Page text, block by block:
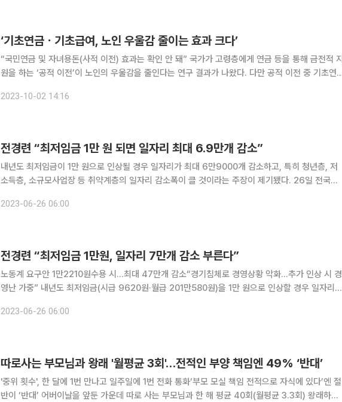
‘기초연금ㆍ기초급여, 노인 우울감 줄이는 효과 크다’
“국민연금 및 자녀용돈(사적 이전) 효과는 확인 안 돼” 국가가 고령층에게 연금 등을 통해 금전적 지
원을 하는 ‘공적 이전’이 노인의 우울감을 줄인다는 연구 결과가 나왔다. 다만 공적 이전 중 기초연금
‘사적 이전’은 노인의 우울감을 오히려 증폭시키는 것
2023-10-02 14:16
전경련 “최저임금 1만 원 되면 일자리 최대 6.9만개 감소”
내년도 최저임금이 1만 원으로 인상될 경우 일자리가 최대 6만9000개 감소하고, 특히 청년층, 저
소득층, 소규모사업장 등 취약계층의 일자리 감소폭이 클 것이라는 주장이 제기됐다. 26일 전국경
는 영향(2023)’ 보고서를 통해 내년도 최저임금 인상 시나리오
2023-06-26 06:00
전경련 “최저임금 1만원, 일자리 7만개 감소 부른다”
노동계 요구안 1만2210원수용 시…최대 47만개 감소“경기침체로 경영상황 악화…추가 인상 시 경
영난 가중” 내년도 최저임금(시급 9620원·월급 201만580원)을 1만 원으로 인상할 경우 일자리가
가 나왔다. 전국경제인연합회는 최남석 전북대 교수에게
2023-06-26 06:00
따로사는 부모님과 왕래 '월평균 3회'…전적인 부양 책임엔 49% ‘반대’
'중위 횟수', 한 달에 1번 만나고 일주일에 1번 전화 통화‘부모 모실 책임 전적으로 자식에 있다’엔 절
반이 ‘반대’ 어버이날을 앞둔 가운데 따로 사는 부모님과 한 해 평균 40회(월평균 3.3회) 왕래하고,